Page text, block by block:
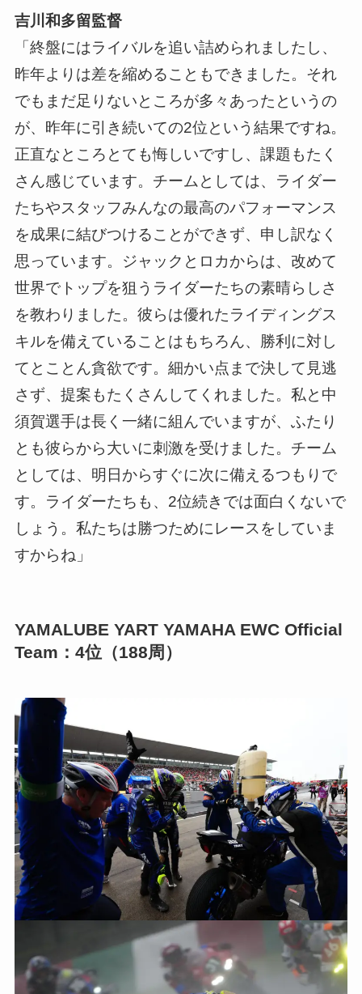
吉川和多留監督
「終盤にはライバルを追い詰められましたし、
昨年よりは差を縮めることもできました。それ
でもまだ足りないところが多々あったというの
が、昨年に引き続いての2位という結果ですね。
正直なところとても悔しいですし、課題もたく
さん感じています。チームとしては、ライダー
たちやスタッフみんなの最高のパフォーマンス
を成果に結びつけることができず、申し訳なく
思っています。ジャックとロカからは、改めて
世界でトップを狙うライダーたちの素晴らしさ
を教わりました。彼らは優れたライディングス
キルを備えていることはもちろん、勝利に対し
てとことん貪欲です。細かい点まで決して見逃
さず、提案もたくさんしてくれました。私と中
須賀選手は長く一緒に組んでいますが、ふたり
とも彼らから大いに刺激を受けました。チーム
としては、明日からすぐに次に備えるつもりで
す。ライダーたちも、2位続きでは面白くないで
しょう。私たちは勝つためにレースをしていま
すからね」
YAMALUBE YART YAMAHA EWC Official
Team：4位（188周）